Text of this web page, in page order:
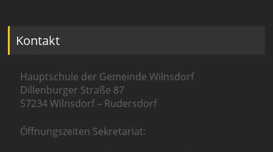
Kontakt
Hauptschule der Gemeinde Wilnsdorf
Dillenburger Straße 87
57234 Wilnsdorf – Rudersdorf
Öffnungszeiten Sekretariat: